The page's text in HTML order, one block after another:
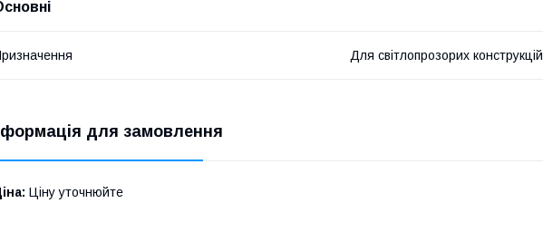
Для світлопрозорих конструкцій
для замовлення
Ціну уточнюйте